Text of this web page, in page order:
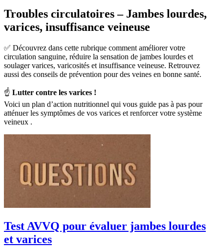
Troubles circulatoires – Jambes lourdes,
varices, insuffisance veineuse
✅ Découvrez dans cette rubrique comment améliorer votre
circulation sanguine, réduire la sensation de jambes lourdes et
soulager varices, varicosités et insuffisance veineuse. Retrouvez
aussi des conseils de prévention pour des veines en bonne santé.
☝️ Lutter contre les varices !
Voici un plan d’action nutritionnel qui vous guide pas à pas pour
atténuer les symptômes de vos varices et renforcer votre système
veineux .
Test AVVQ pour évaluer jambes lourdes
et varices